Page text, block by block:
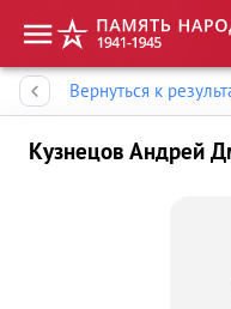
Вернуться к
Кузнецов Андрей
Память народа